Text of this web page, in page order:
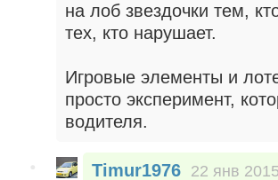
на лоб звездочки тем,
тех, кто нарушает.
Игровые элементы и
просто эксперимент,
водителя.
Timur1976 22 янв